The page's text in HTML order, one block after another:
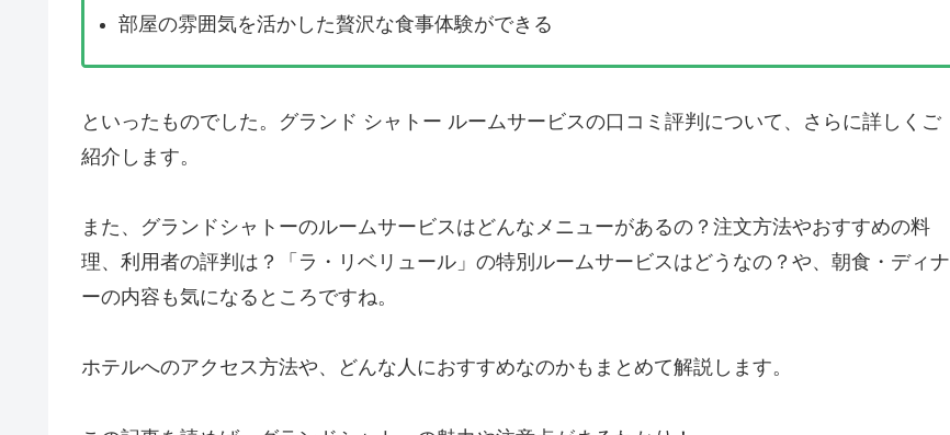
部屋の雰囲気を活かした贅沢な食事体験ができる
といったものでした。グランド シャトー ルームサービスの口コミ評判について、さらに詳しくご
紹介します。
また、グランドシャトーのルームサービスはどんなメニューがあるの？注文方法やおすすめの料
理、利用者の評判は？「ラ・リベリュール」の特別ルームサービスはどうなの？や、朝食・ディナ
ーの内容も気になるところですね。
ホテルへのアクセス方法や、どんな人におすすめなのかもまとめて解説します。